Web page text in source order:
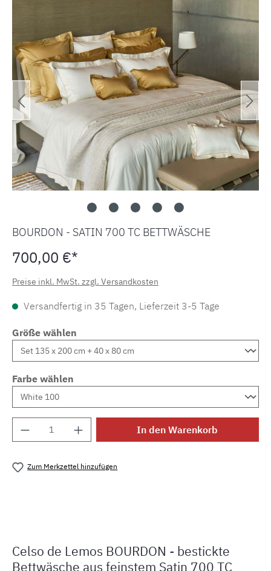
BOURDON - SATIN 700 TC BETTWÄSCHE
700,00 €*
Preise inkl. MwSt. zzgl. Versandkosten
Versandfertig in 35 Tagen, Lieferzeit 3-5 Tage
Größe wählen
Farbe wählen
Produkt Anzahl: Gib den gewünschten
In den Warenkorb
Zum Merkzettel hinzufügen
Celso de Lemos BOURDON - bestickte
Bettwäsche aus feinstem Satin 700 TC